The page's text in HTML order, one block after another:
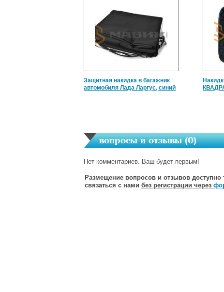
Защитная накидка в багажник
автомобиля Лада Ларгус, синий
вопросы и отзывы (0)
Нет комментариев. Ваш будет первым!
Размещение вопросов и отзывов
связаться с нами без регистрации через